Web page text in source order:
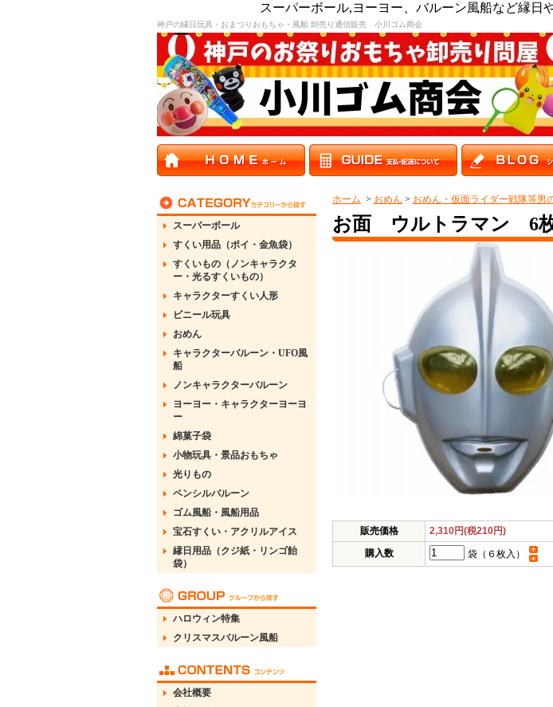
スーパーボール,ヨーヨー、バルーン風船など縁日
神戸の縁日玩具・おまつりおもちゃ・風船 卸売り通信販売 小川ゴム商会
スーパーボール
すくい用品（ポイ・金魚袋）
すくいもの（ノンキャラクタ
ー・光るすくいもの）
キャラクターすくい人形
ビニール玩具
おめん
キャラクターバルーン・UFO風
船
ノンキャラクターバルーン
ヨーヨー・キャラクターヨーヨ
ー
綿菓子袋
小物玩具・景品おもちゃ
光りもの
ペンシルバルーン
ゴム風船・風船用品
宝石すくい・アクリルアイス
縁日用品（クジ紙・リンゴ飴
袋）
ハロウィン特集
クリスマスバルーン風船
会社概要
ホーム > おめん > おめん・仮面ライダー戦隊等男
お面 ウルトラマン 6
販売価格
2,310円(税210円)
購入数
袋（６枚入）